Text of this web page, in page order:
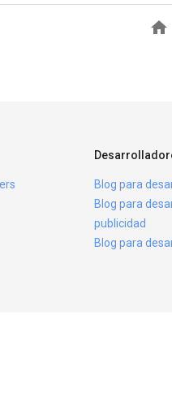

Blog para
Blog para
publicidad
Blog para